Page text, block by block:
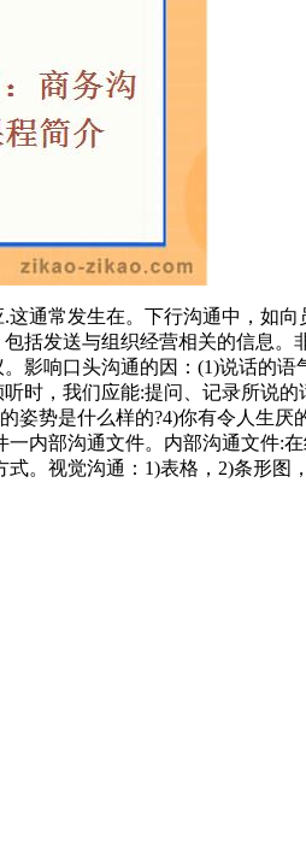
常发生在。下行沟通中，如向
括发送与组织经营相关的信息
响口头沟通的因：(1)说话的语
时，我们应能:提问、记录所说
势是什么样的?4)你有令人生
内部沟通文件。内部沟通文件:
。视觉沟通：1)表格，2)条形图